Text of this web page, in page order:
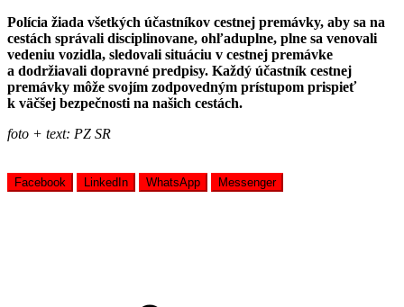
Polícia žiada všetkých účastníkov cestnej premávky, aby sa na
cestách správali disciplinovane, ohľaduplne, plne sa venovali
vedeniu vozidla, sledovali situáciu v cestnej premávke
a dodržiavali dopravné predpisy. Každý účastník cestnej
premávky môže svojím zodpovedným prístupom prispieť
k väčšej bezpečnosti na našich cestách.
foto + text: PZ SR
Facebook LinkedIn WhatsApp Messenger